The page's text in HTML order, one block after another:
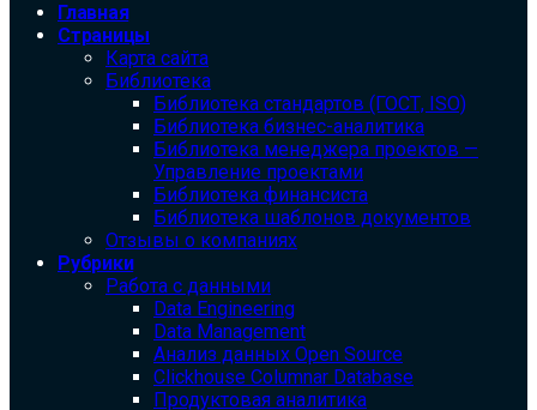
Главная
Страницы
Карта сайта
Библиотека
Библиотека cтандартов (ГОСТ, ISO)
Библиотека бизнес-аналитика
Библиотека менеджера проектов —
Управление проектами
Библиотека финансиста
Библиотека шаблонов документов
Отзывы о компаниях
Рубрики
Работа с данными
Data Engineering
Data Management
Анализ данных Open Source
Clickhouse Columnar Database
Продуктовая аналитика